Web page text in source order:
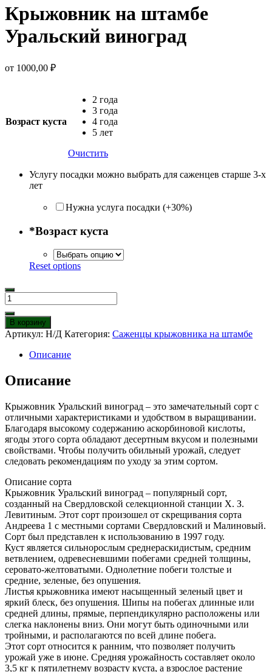
Крыжовник на штамбе
Уральский виноград
от 1000,00 ₽
Возраст куста
2 года
3 года
4 года
5 лет
Очистить
Услугу посадки можно выбрать для саженцев старше 3-х
лет
Нужна услуга посадки (+30%)
*Возраст куста
Reset options
Количество
товара
Крыжовник
на
штамбе
Уральский
виноград
В корзину
Артикул: Н/Д Категория: Саженцы крыжовника на штамбе
Описание
Описание
Крыжовник Уральский виноград – это замечательный сорт с
отличными характеристиками и удобством в выращивании.
Благодаря высокому содержанию аскорбиновой кислоты,
ягоды этого сорта обладают десертным вкусом и полезными
свойствами. Чтобы получить обильный урожай, следует
следовать рекомендациям по уходу за этим сортом.
Описание сорта
Крыжовник Уральский виноград – популярный сорт,
созданный на Свердловской селекционной станции Х. З.
Левитиным. Этот сорт произошел от скрещивания сорта
Андреева 1 с местными сортами Свердловский и Малиновый.
Сорт был представлен к использованию в 1997 году.
Куст является сильнорослым среднераскидистым, средним
ветвлением, одревесневшими побегами средней толщины,
серовато-желтоватыми. Однолетние побеги толстые и
средние, зеленые, без опушения.
Листья крыжовника имеют насыщенный зеленый цвет и
яркий блеск, без опушения. Шипы на побегах длинные или
средней длины, прямые, перпендикулярно расположены или
слегка наклонены вниз. Они могут быть одиночными или
тройными, и располагаются по всей длине побега.
Этот сорт относится к ранним, что позволяет получить
урожай уже в июне. Средняя урожайность составляет около
3,5 кг к пятилетнему возрасту куста, а взрослое растение